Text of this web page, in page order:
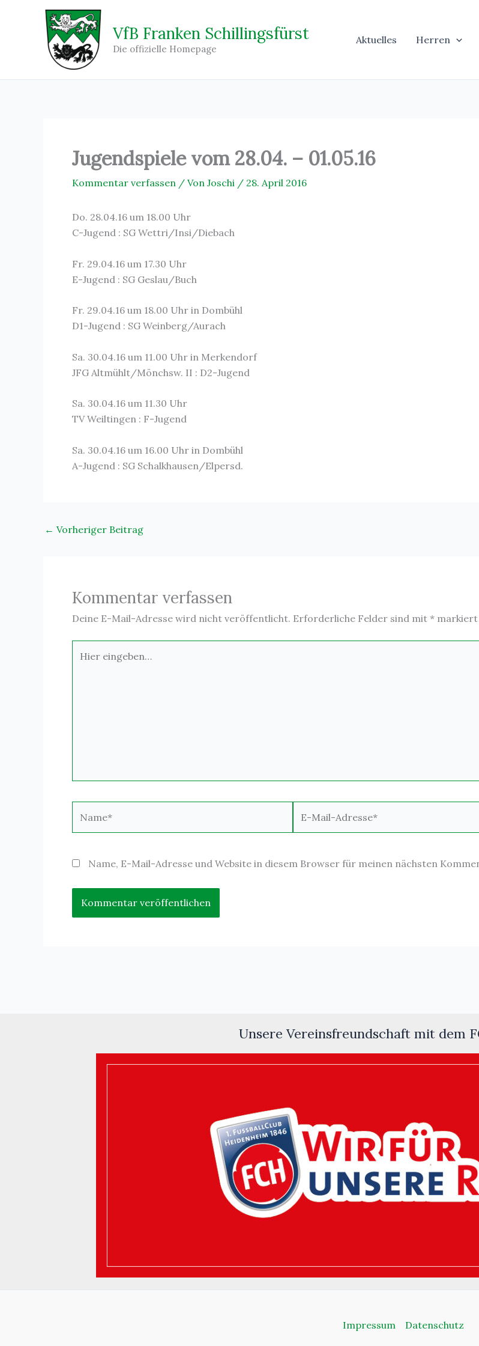
VfB Franken Schillingsfürst
Die offizielle Homepage
Aktuelles Herren
Jugendspiele vom 28.04. – 01.05.16
Kommentar verfassen / Von Joschi / 28. April 2016
Do. 28.04.16 um 18.00 Uhr
C-Jugend : SG Wettri/Insi/Diebach
Fr. 29.04.16 um 17.30 Uhr
E-Jugend : SG Geslau/Buch
Fr. 29.04.16 um 18.00 Uhr in Dombühl
D1-Jugend : SG Weinberg/Aurach
Sa. 30.04.16 um 11.00 Uhr in Merkendorf
JFG Altmühlt/Mönchsw. II : D2-Jugend
Sa. 30.04.16 um 11.30 Uhr
TV Weiltingen : F-Jugend
Sa. 30.04.16 um 16.00 Uhr in Dombühl
A-Jugend : SG Schalkhausen/Elpersd.
← Vorheriger Beitrag
Kommentar verfassen
Deine E-Mail-Adresse wird nicht veröffentlicht. Erforderliche Felder sind mit * markiert
eingeben…
Mail-
Name, E-Mail-Adresse und Website in diesem Browser für meinen nächsten
Unsere Vereinsfreundschaft mit dem
Impressum Datenschutz